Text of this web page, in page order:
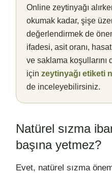
Online zeytinyağı
okumak kadar, şişe
değerlendirmek de
ifadesi, asit oranı, hasat
ve saklama
için zeytinyağı etiketi
de inceleyebilirsiniz.
Natürel sızma
başına yetmez?
Evet, natürel sızma